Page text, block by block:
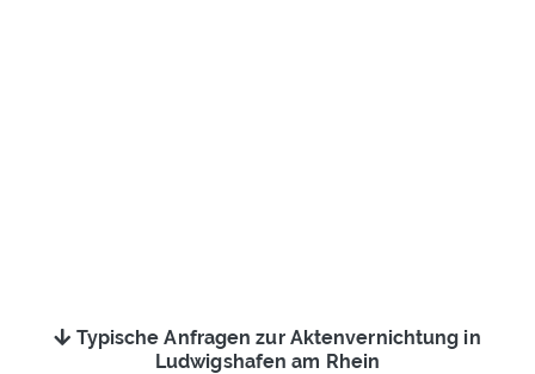
Typische Anfragen zur Aktenvernichtung in
Ludwigshafen am Rhein